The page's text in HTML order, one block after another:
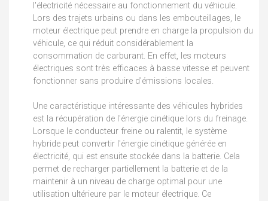
l'électricité nécessaire au fonctionnement du véhicule.
Lors des trajets urbains ou dans les embouteillages, le
moteur électrique peut prendre en charge la propulsion du
véhicule, ce qui réduit considérablement la
consommation de carburant. En effet, les moteurs
électriques sont très efficaces à basse vitesse et peuvent
fonctionner sans produire d'émissions locales.
Une caractéristique intéressante des véhicules hybrides
est la récupération de l'énergie cinétique lors du freinage.
Lorsque le conducteur freine ou ralentit, le système
hybride peut convertir l'énergie cinétique générée en
électricité, qui est ensuite stockée dans la batterie. Cela
permet de recharger partiellement la batterie et de la
maintenir à un niveau de charge optimal pour une
utilisation ultérieure par le moteur électrique. Ce